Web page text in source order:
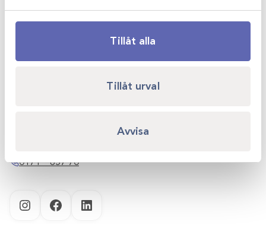
Tillåt alla
Tillåt urval
Avvisa
0171 – 857 70
InstagramFacebookLinkedIn